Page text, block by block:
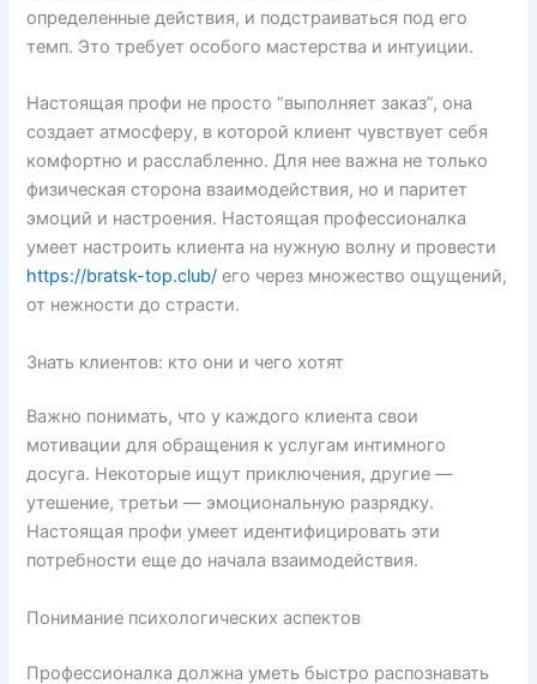
определенные действия, и подстраиваться под его
темп. Это требует особого мастерства и интуиции.
Настоящая профи не просто “выполняет заказ”, она
создает атмосферу, в которой клиент чувствует себя
комфортно и расслабленно. Для нее важна не только
физическая сторона взаимодействия, но и паритет
эмоций и настроения. Настоящая профессионалка
умеет настроить клиента на нужную волну и провести
https://bratsk-top.club/ его через множество ощущений,
от нежности до страсти.
Знать клиентов: кто они и чего хотят
Важно понимать, что у каждого клиента свои
мотивации для обращения к услугам интимного
досуга. Некоторые ищут приключения, другие —
утешение, третьи — эмоциональную разрядку.
Настоящая профи умеет идентифицировать эти
потребности еще до начала взаимодействия.
Понимание психологических аспектов
Профессионалка должна уметь быстро распознавать